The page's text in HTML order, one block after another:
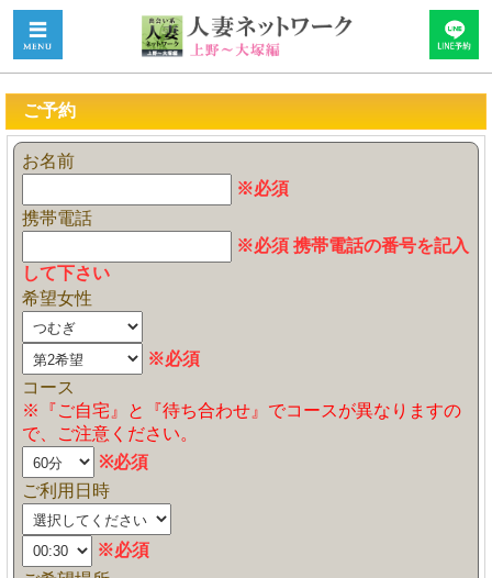
ご予約
お名前
※必須
携帯電話
※必須 携帯電話の番号を記入
して下さい
希望女性
※必須
コース
※『ご自宅』と『待ち合わせ』でコースが異なりますの
で、ご注意ください。
※必須
ご利用日時
※必須